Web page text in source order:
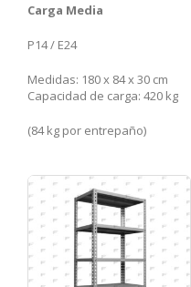
Carga Media
P14 / E24
Medidas: 180 x 84 x 30 cm
Capacidad de carga: 420 kg
(84 kg por entrepaño)